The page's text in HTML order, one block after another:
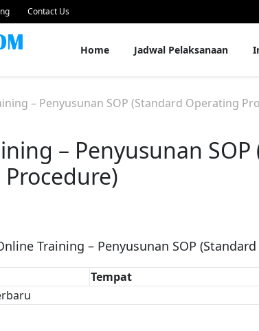
Contact Us
Home Jadwal Pelaksanaan
– Penyusunan SOP (Standard Operating
– Penyusunan
Training – Penyusunan SOP
Tempat